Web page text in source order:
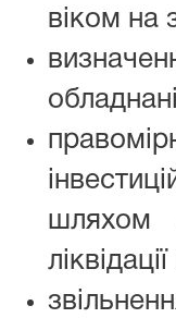
віком на
шляхом